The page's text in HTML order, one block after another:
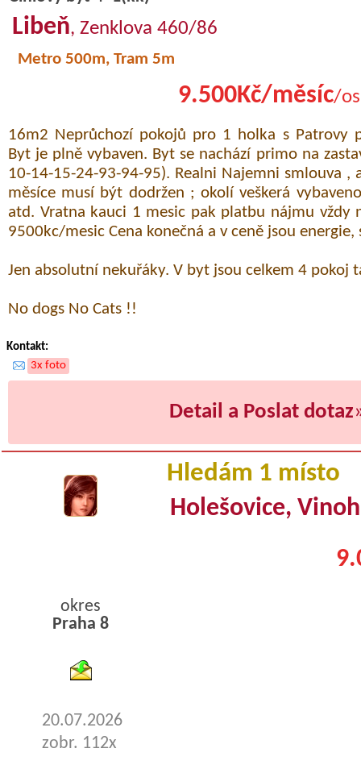
Libeň, Zenklova 460/86
Metro 500m, Tram 5m
9.500Kč/měsíc/
16m2 Neprůchozí pokojů pro 1 holka s Patrovy
Byt je plně vybaven. Byt se nachází primo na
10-14-15-24-93-94-95). Realni Najemni smlouva ,
měsíce musí být dodržen ; okolí veškerá
atd. Vratna kauci 1 mesic pak platbu nájmu vždy
9500kc/mesic Cena konečná a v ceně jsou
Jen absolutní nekuřáky. V byt jsou celkem 4 pokoj
No dogs No Cats !!
Kontakt:
3x foto
Detail a Poslat dotaz
Hledám 1 místo
Holešovice,
okres
Praha 8
20.07.2026
zobr. 112x